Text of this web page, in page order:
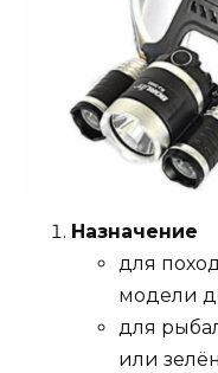
Назначение
для
модели
для
или